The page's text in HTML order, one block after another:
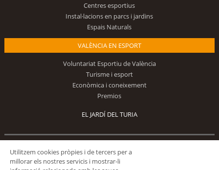
Centres esportius
Instal·lacions en parcs i jardins
Espais Naturals
VALÈNCIA EN ESPORT
Voluntariat Esportiu de València
Turisme i esport
Econòmica i coneixement
Premios
EL JARDÍ DEL TURIA
Utilitzem cookies pròpies i de tercers per a
millorar els nostres servicis i mostrar-li